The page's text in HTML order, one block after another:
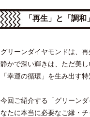
「再生」と「調
グリーンダイヤモンドは、
静かで深い輝きは、ただ美
「幸運の循環」を生み出す
今回ご紹介する「グリーン
なたに本当に必要なご縁・